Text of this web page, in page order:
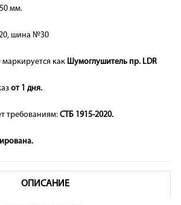
мм.
шина №30
маркируется как Шумоглушитель пр. LDR
от 1 дня.
требованиям: СТБ 1915-2020.
ОПИСАНИЕ